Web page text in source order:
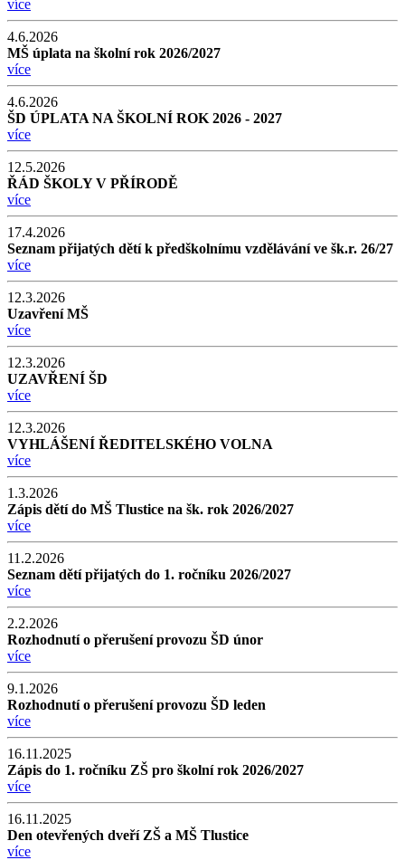
více
4.6.2026
MŠ úplata na školní rok 2026/2027
více
4.6.2026
ŠD ÚPLATA NA ŠKOLNÍ ROK 2026 - 2027
více
12.5.2026
ŘÁD ŠKOLY V PŘÍRODĚ
více
17.4.2026
Seznam přijatých dětí k předškolnímu vzdělávání ve šk.r. 26/27
více
12.3.2026
Uzavření MŠ
více
12.3.2026
UZAVŘENÍ ŠD
více
12.3.2026
VYHLÁŠENÍ ŘEDITELSKÉHO VOLNA
více
1.3.2026
Zápis dětí do MŠ Tlustice na šk. rok 2026/2027
více
11.2.2026
Seznam dětí přijatých do 1. ročníku 2026/2027
více
2.2.2026
Rozhodnutí o přerušení provozu ŠD únor
více
9.1.2026
Rozhodnutí o přerušení provozu ŠD leden
více
16.11.2025
Zápis do 1. ročníku ZŠ pro školní rok 2026/2027
více
16.11.2025
Den otevřených dveří ZŠ a MŠ Tlustice
více